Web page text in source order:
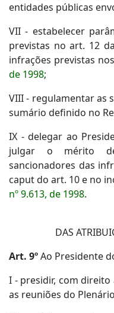
entidades públicas
VII - estabelecer
previstas no art. 12 da
infrações previstas
de 1998;
VIII - regulamentar as
sumário definido no
IX - delegar ao
julgar o mérito de
sancionadores das
caput do art. 10 e no
nº 9.613, de 1998.
DAS
Art. 9ºAo Presidente
I - presidir, com direito
as reuniões do